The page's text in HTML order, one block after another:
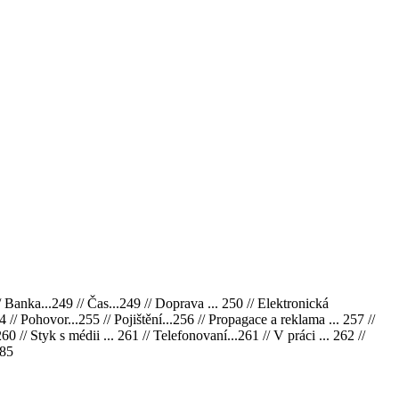
// Čas...249 // Doprava ... 250 // Elektronická
Pohovor...255 // Pojištění...256 // Propagace a reklama ... 257 //
// Styk s médii ... 261 // Telefonovaní...261 // V práci ... 262 //